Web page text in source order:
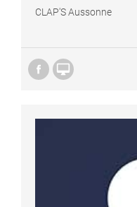
CLAP'S Aussonne
